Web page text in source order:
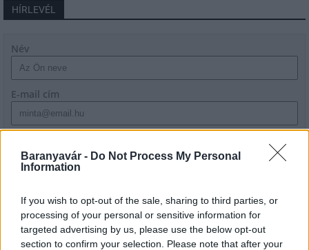
Baranyavár - Do Not Process My Personal
Information
If you wish to opt-out of the sale, sharing to third parties, or
processing of your personal or sensitive information for
targeted advertising by us, please use the below opt-out
section to confirm your selection. Please note that after your
HÍRLEVÉL
Név
E-mail cím
szabályzatot!
HÍRDETÉS